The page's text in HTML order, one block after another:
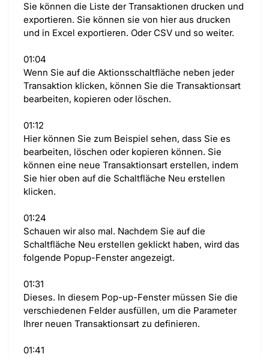
Sie können die Liste der Transaktionen drucken und
exportieren. Sie können sie von hier aus drucken
und in Excel exportieren. Oder CSV und so weiter.
01:04
Wenn Sie auf die Aktionsschaltfläche neben jeder
Transaktion klicken, können Sie die Transaktionsart
bearbeiten, kopieren oder löschen.
01:12
Hier können Sie zum Beispiel sehen, dass Sie es
bearbeiten, löschen oder kopieren können. Sie
können eine neue Transaktionsart erstellen, indem
Sie hier oben auf die Schaltfläche Neu erstellen
klicken.
01:24
Schauen wir also mal. Nachdem Sie auf die
Schaltfläche Neu erstellen geklickt haben, wird das
folgende Popup-Fenster angezeigt.
01:31
Dieses. In diesem Pop-up-Fenster müssen Sie die
verschiedenen Felder ausfüllen, um die Parameter
Ihrer neuen Transaktionsart zu definieren.
01:41